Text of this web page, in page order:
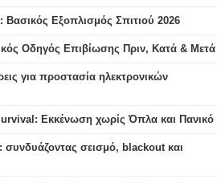
Βασικός Εξοπλισμός Σπιτιού 2026
Οδηγός Επιβίωσης Πριν, Κατά & Μετά
για προστασία ηλεκτρονικών
Εκκένωση χωρίς Όπλα και Πανικό
σεισμό, blackout και